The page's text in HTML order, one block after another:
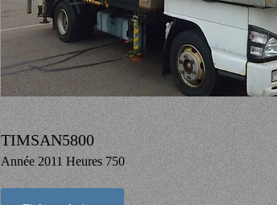
TIMSAN5800
Année 2011 Heures 750